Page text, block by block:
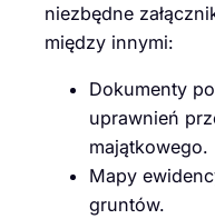
niezbędne
między innymi:
Dokumenty
uprawnień
majątkowego.
Mapy
gruntów.